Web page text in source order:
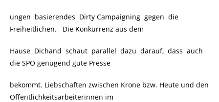
ungen basierendes Dirty Campaigning gegen die
Freiheitlichen. Die Konkurrenz aus dem
Hause Dichand schaut parallel dazu darauf, dass auch
die SPÖ genügend gute Presse
bekommt. Liebschaften zwischen Krone bzw. Heute und den
Öffentlichkeitsarbeiterinnen im